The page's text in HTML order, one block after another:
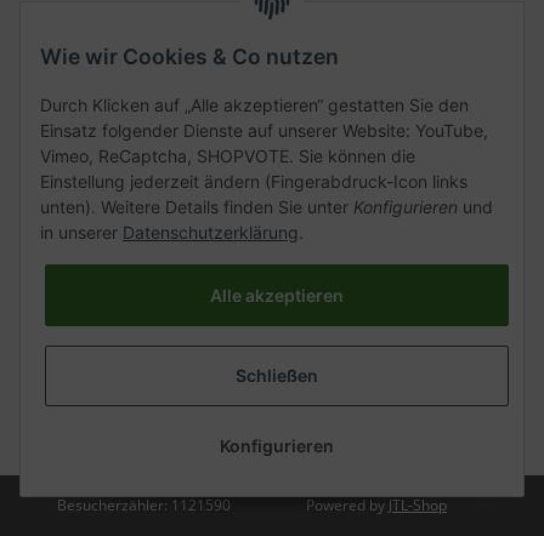
Kategorien
Vertrag widerrufen
* Alle Preise inkl. gesetzlicher USt., zzgl.Versand
Besucherzähler: 1121590 Powered by JTL-Shop
Wie wir Cookies & Co nutzen
Durch Klicken auf „Alle akzeptieren“ gestatten Sie den
Einsatz folgender Dienste auf unserer Website: YouTube,
Vimeo, ReCaptcha, SHOPVOTE. Sie können die
Einstellung jederzeit ändern (Fingerabdruck-Icon links
unten). Weitere Details finden Sie unter Konfigurieren und
in unserer Datenschutzerklärung.
Alle akzeptieren
Schließen
Konfigurieren